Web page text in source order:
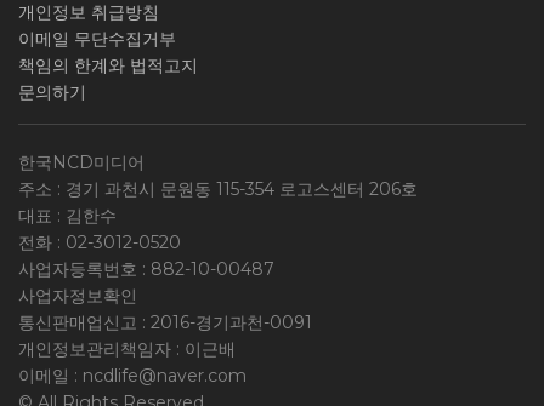
개인정보 취급방침
이메일 무단수집거부
책임의 한계와 법적고지
문의하기
한국NCD미디어
주소 : 경기 과천시 문원동 115-354 로고스센터 206호
대표 : 김한수
전화 : 02-3012-0520
사업자등록번호 : 882-10-00487
사업자정보확인
통신판매업신고 : 2016-경기과천-0091
개인정보관리책임자 : 이근배
이메일 : ncdlife@naver.com